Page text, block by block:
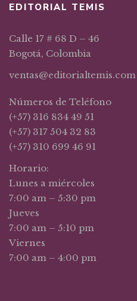
EDITORIAL TEMIS
Calle 17 # 68 D – 46
Bogotá, Colombia
ventas@editorialtemis.com
Números de Teléfono
(+57) 316 834 49 51
(+57) 317 504 32 83
(+57) 310 699 46 91
Horario:
Lunes a miércoles
7:00 am – 5:30 pm
Jueves
7:00 am – 5:10 pm
Viernes
7:00 am – 4:00 pm